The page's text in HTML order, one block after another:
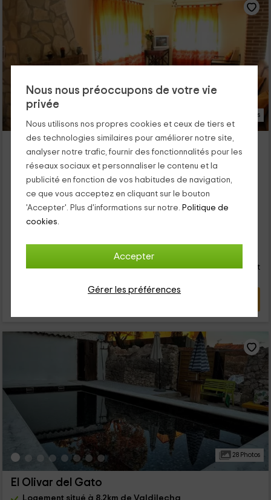
Nous nous préoccupons de votre vie
privée
Nous utilisons nos propres cookies et ceux de tiers et
des technologies similaires pour améliorer notre site,
analyser notre trafic, fournir des fonctionnalités pour les
réseaux sociaux et personnaliser le contenu et la
publicité en fonction de vos habitudes de navigation,
ce que vous acceptez en cliquant sur le bouton
'Accepter'. Plus d'informations sur notre. Politique de
cookies.
Accepter
Gérer les préférences
32 Photos
Casa Rural La Residencia de Villar
Logement situé à 7.5km de Valdilecha
Villar Del Olmo, Madrid
Louer en entier
4 chambres
9 personnes
Annulation 30 jours avant
217
personne et nuit
28 Photos
El Olivar del Gato
Logement situé à 8.2km de Valdilecha